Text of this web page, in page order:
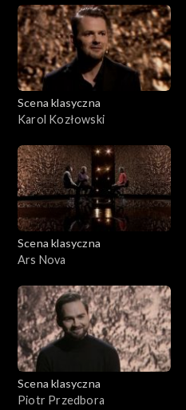
Scena klasyczna
Karol Kozłowski
Scena klasyczna
Ars Nova
Scena klasyczna
Piotr Przedbora